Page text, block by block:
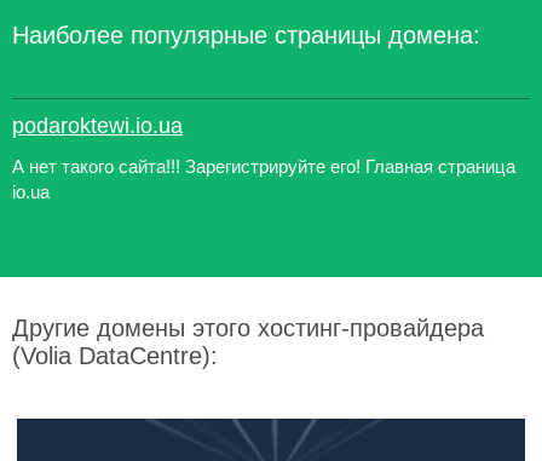
Наиболее популярные страницы домена:
podaroktewi.io.ua
А нет такого сайта!!! Зарегистрируйте его! Главная страница
io.ua
Другие домены этого хостинг-провайдера
(Volia DataCentre):